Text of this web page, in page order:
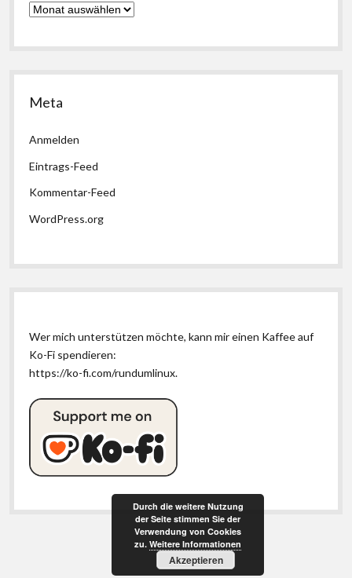
Archiv
Meta
Anmelden
Eintrags-Feed
Kommentar-Feed
WordPress.org
Wer mich unterstützen möchte, kann mir einen Kaffee auf
Ko-Fi spendieren:
https://ko-fi.com/rundumlinux.
Durch die weitere Nutzung
der Seite stimmen Sie der
Verwendung von Cookies
zu. Weitere Informationen
Akzeptieren